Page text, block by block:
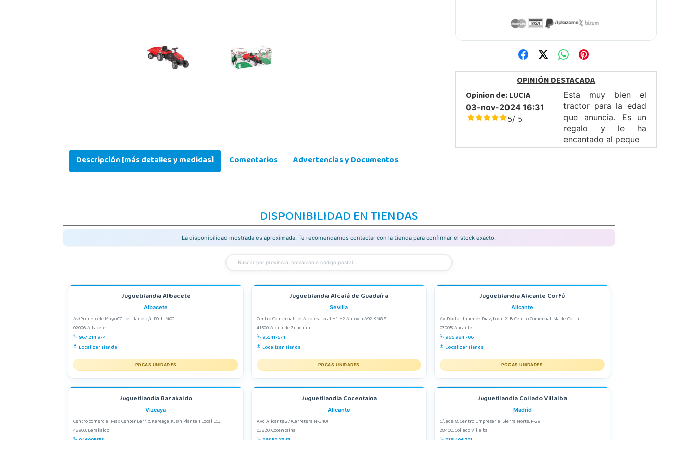
OPINIÓN DESTACADA
Opinion de:LUCIA
03-nov-2024 16:31
5/ 5
Esta muy bien el
tractor para la edad
que anuncia. Es un
regalo y le ha
encantado al peque
Descripción [más detalles y medidas] Comentarios Advertencias y Documentos
DISPONIBILIDAD EN TIENDAS
La disponibilidad mostrada es aproximada. Te recomendamos contactar con la tienda para confirmar el stock exacto.
Juguetilandia Albacete
Albacete
Av/Primero de Mayo,CC Los Llanos s/n P0-L-M02
02006, Albacete
967 214 974
Localizar Tienda
POCAS UNIDADES
Juguetilandia Alcalá de Guadaíra
Sevilla
Centro Comercial Los Alcores, Local H1 H2 Autovia A92 KM8.8
41500, Alcalá de Guadaíra
955417571
Localizar Tienda
POCAS UNIDADES
Juguetilandia Alicante Corfú
Alicante
Av. Doctor Jimenez Diaz, Local 2-B. Centro Comercial Isla de Corfú
03005, Alicante
965 984 706
Localizar Tienda
POCAS UNIDADES
Juguetilandia Barakaldo
Vizcaya
Centro comercial Max Center Barrio, Kareaga K., s/n Planta 1 Local LC3
48903, Barakaldo
946095553
Juguetilandia Cocentaina
Alicante
Avd. Alicante,27 (Carretera N-340)
03820, Cocentaina
965 59 27 53
Juguetilandia Collado Villalba
Madrid
C/Jade, 8, Centro Empresarial Sierra Norte, P-29
28400, Collado Villalba
918 406 791